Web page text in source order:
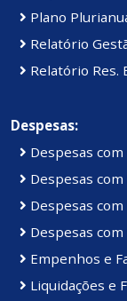
Plano
Relatório
Relatório Res.
Despesas:
Despesas
Despesas
Despesas
Despesas
Empenhos e
Liquidações e